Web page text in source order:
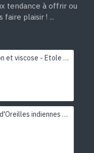
tendance à offrir ou
plaisir ! ...
Etole rayée en coton et viscose - Etole indienne
Turquoise-Boucles d'Oreilles indiennes Turquoise-Bijoux Inde